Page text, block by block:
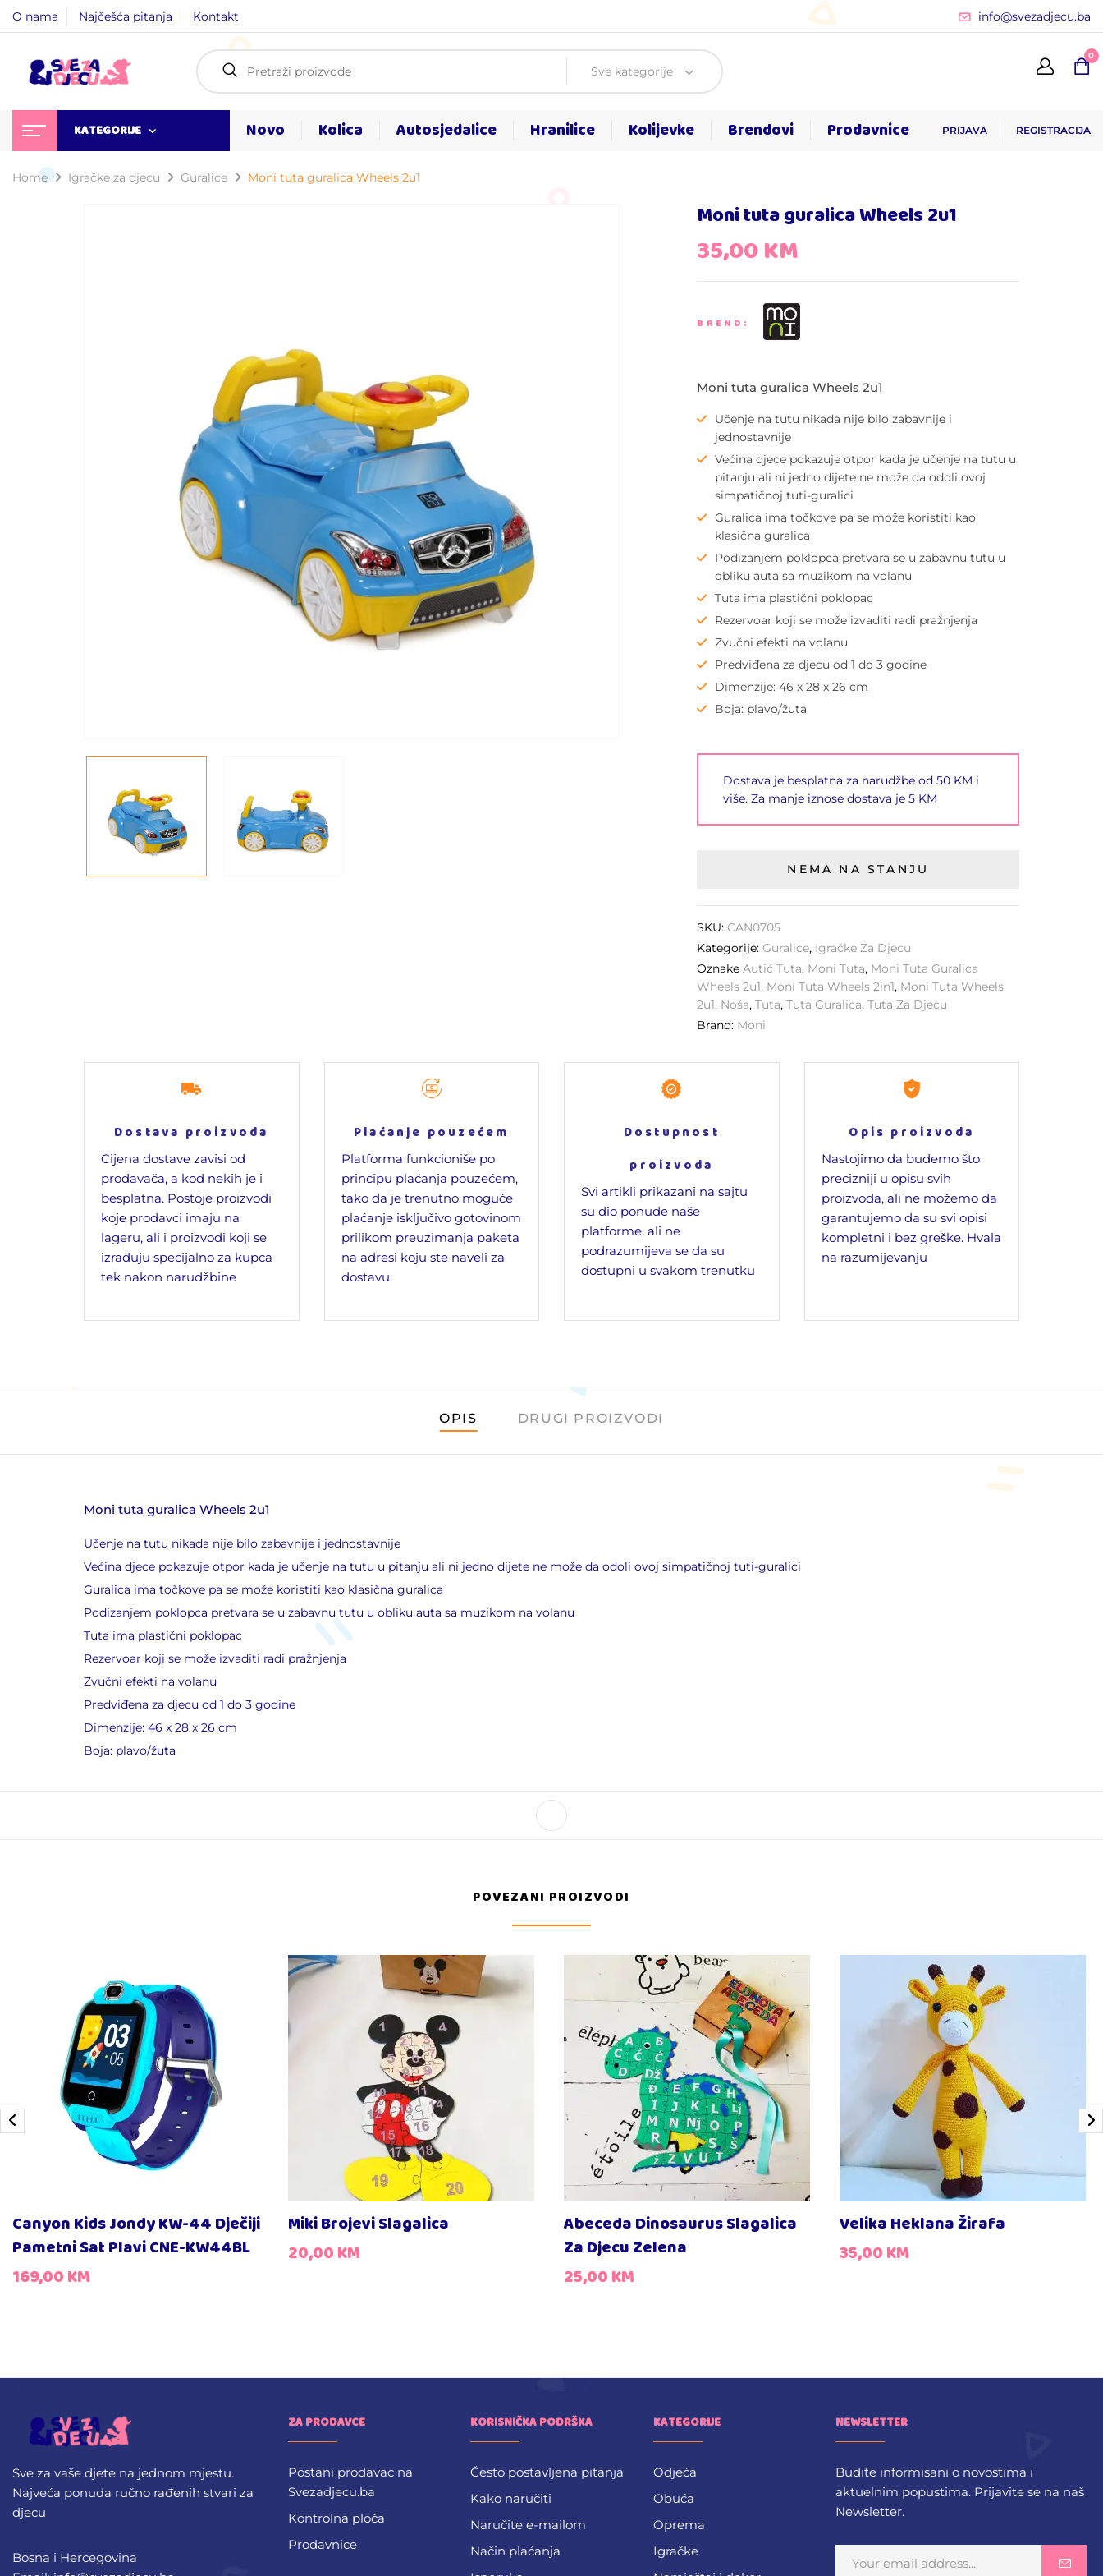
O nama Najčešća pitanja Kontakt info@svezadjecu.ba
Sve kategorije
0
KATEGORIJE Novo Kolica Autosjedalice Hranilice Kolijevke Brendovi Prodavnice PRIJAVA REGISTRACIJA
Home Igračke za djecu Guralice Moni tuta guralica Wheels 2u1
Moni tuta guralica Wheels 2u1
35,00KM
BREND:
Moni tuta guralica Wheels 2u1
Učenje na tutu nikada nije bilo zabavnije i
jednostavnije
Većina djece pokazuje otpor kada je učenje na tutu u
pitanju ali ni jedno dijete ne može da odoli ovoj
simpatičnoj tuti-guralici
Guralica ima točkove pa se može koristiti kao
klasična guralica
Podizanjem poklopca pretvara se u zabavnu tutu u
obliku auta sa muzikom na volanu
Tuta ima plastični poklopac
Rezervoar koji se može izvaditi radi pražnjenja
Zvučni efekti na volanu
Predviđena za djecu od 1 do 3 godine
Dimenzije: 46 x 28 x 26 cm
Boja: plavo/žuta
Dostava je besplatna za narudžbe od 50 KM i
više. Za manje iznose dostava je 5 KM
NEMA NA STANJU
SKU:CAN0705
Kategorije:Guralice, Igračke Za Djecu
OznakeAutić Tuta, Moni Tuta, Moni Tuta Guralica
Wheels 2u1, Moni Tuta Wheels 2in1, Moni Tuta Wheels
2u1, Noša,Tuta,Tuta Guralica,Tuta Za Djecu
Brand: Moni
Dostava proizvoda
Cijena dostave zavisi od
prodavača, a kod nekih je i
besplatna. Postoje proizvodi
koje prodavci imaju na
lageru, ali i proizvodi koji se
izrađuju specijalno za kupca
tek nakon narudžbine
Plaćanje pouzećem
Platforma funkcioniše po
principu plaćanja pouzećem,
tako da je trenutno moguće
plaćanje isključivo gotovinom
prilikom preuzimanja paketa
na adresi koju ste naveli za
dostavu.
Dostupnost
proizvoda
Svi artikli prikazani na sajtu
su dio ponude naše
platforme, ali ne
podrazumijeva se da su
dostupni u svakom trenutku
Opis proizvoda
Nastojimo da budemo što
precizniji u opisu svih
proizvoda, ali ne možemo da
garantujemo da su svi opisi
kompletni i bez greške. Hvala
na razumijevanju
OPIS DRUGI PROIZVODI
Moni tuta guralica Wheels 2u1
Učenje na tutu nikada nije bilo zabavnije i jednostavnije
Većina djece pokazuje otpor kada je učenje na tutu u pitanju ali ni jedno dijete ne može da odoli ovoj simpatičnoj tuti-guralici
Guralica ima točkove pa se može koristiti kao klasična guralica
Podizanjem poklopca pretvara se u zabavnu tutu u obliku auta sa muzikom na volanu
Tuta ima plastični poklopac
Rezervoar koji se može izvaditi radi pražnjenja
Zvučni efekti na volanu
Predviđena za djecu od 1 do 3 godine
Dimenzije: 46 x 28 x 26 cm
Boja: plavo/žuta
POVEZANI PROIZVODI
Canyon Kids Jondy KW-44 Dječiji
Pametni Sat Plavi CNE-KW44BL
169,00KM
Miki Brojevi Slagalica
20,00KM
Abeceda Dinosaurus Slagalica
Za Djecu Zelena
25,00KM
Velika Heklana Žirafa
35,00KM
Sve za vaše djete na jednom mjestu.
Najveća ponuda ručno rađenih stvari za
djecu
Bosna i Hercegovina
ZA PRODAVCE
Postani prodavac na
Svezadjecu.ba
Kontrolna ploča
Prodavnice
KORISNIČKA PODRŠKA
Često postavljena pitanja
Kako naručiti
Naručite e-mailom
Način plaćanja
KATEGORIJE
Odjeća
Obuća
Oprema
Igračke
NEWSLETTER
Budite informisani o novostima i
aktuelnim popustima. Prijavite se na naš
Newsletter.